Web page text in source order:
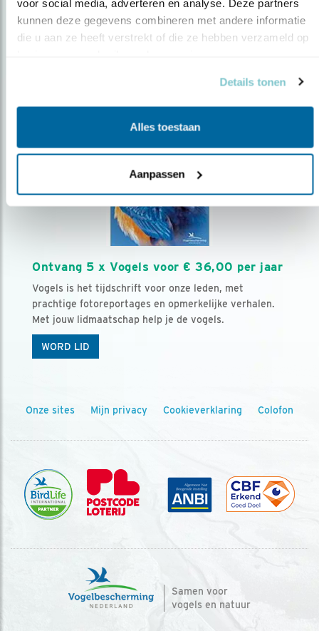
voor social media, adverteren en analyse. Deze partners
kunnen deze gegevens combineren met andere informatie
die u aan ze heeft verstrekt of die ze hebben verzameld op
Details tonen
Alles toestaan
Aanpassen
Volg ons via social media
Ontvang 5 x Vogels voor € 36,00 per jaar
Vogels is het tijdschrift voor onze leden, met
prachtige fotoreportages en opmerkelijke verhalen.
Met jouw lidmaatschap help je de vogels.
WORD LID
Onze sites Mijn privacy Cookieverklaring Colofon
Samen voor
vogels en natuur